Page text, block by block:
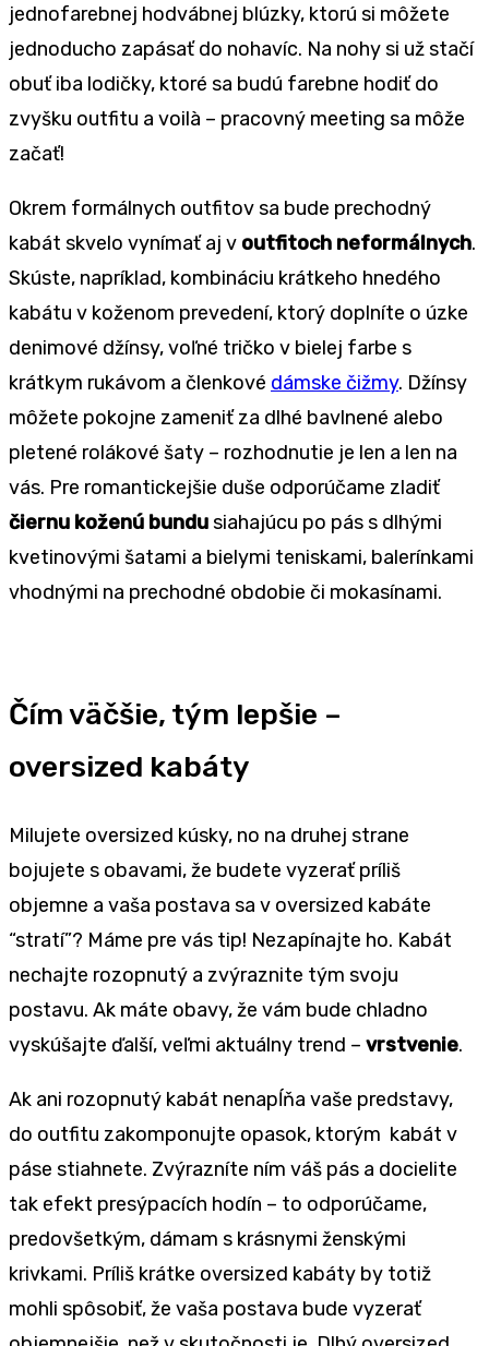
jednofarebnej hodvábnej blúzky, ktorú si môžete
jednoducho zapásať do nohavíc. Na nohy si už stačí
obuť iba lodičky, ktoré sa budú farebne hodiť do
zvyšku outfitu a voilà – pracovný meeting sa môže
začať!
Okrem formálnych outfitov sa bude prechodný
kabát skvelo vynímať aj v outfitoch neformálnych.
Skúste, napríklad, kombináciu krátkeho hnedého
kabátu v koženom prevedení, ktorý doplníte o úzke
denimové džínsy, voľné tričko v bielej farbe s
krátkym rukávom a členkové dámske čižmy. Džínsy
môžete pokojne zameniť za dlhé bavlnené alebo
pletené rolákové šaty – rozhodnutie je len a len na
vás. Pre romantickejšie duše odporúčame zladiť
čiernu koženú bundusiahajúcu po pás s dlhými
kvetinovými šatami a bielymi teniskami, balerínkami
vhodnými na prechodné obdobie či mokasínami.
Čím väčšie, tým lepšie –
oversized kabáty
Milujete oversized kúsky, no na druhej strane
bojujete s obavami, že budete vyzerať príliš
objemne a vaša postava sa v oversized kabáte
“stratí”? Máme pre vás tip! Nezapínajte ho. Kabát
nechajte rozopnutý a zvýraznite tým svoju
postavu. Ak máte obavy, že vám bude chladno
vyskúšajte ďalší, veľmi aktuálny trend – vrstvenie.
Ak ani rozopnutý kabát nenapĺňa vaše predstavy,
do outfitu zakomponujte opasok, ktorým kabát v
páse stiahnete. Zvýrazníte ním váš pás a docielite
tak efekt presýpacích hodín – to odporúčame,
predovšetkým, dámam s krásnymi ženskými
krivkami. Príliš krátke oversized kabáty by totiž
mohli spôsobiť, že vaša postava bude vyzerať